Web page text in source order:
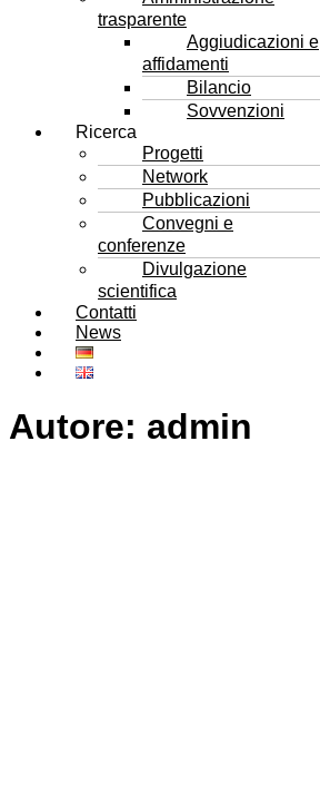
trasparente
Aggiudicazioni e
affidamenti
Bilancio
Sovvenzioni
Ricerca
Progetti
Network
Pubblicazioni
Convegni e
conferenze
Divulgazione
scientifica
Contatti
News
Autore: admin